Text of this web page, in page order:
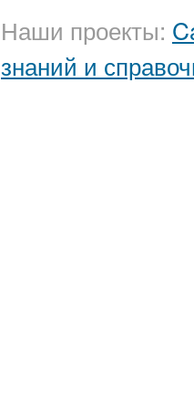
Наши проекты:
знаний и